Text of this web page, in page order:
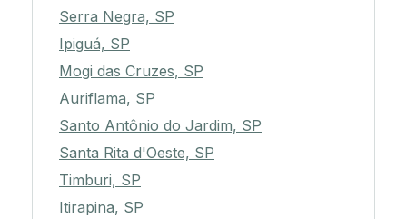
Serra Negra, SP
Ipiguá, SP
Mogi das Cruzes, SP
Auriflama, SP
Santo Antônio do Jardim, SP
Santa Rita d'Oeste, SP
Timburi, SP
Itirapina, SP